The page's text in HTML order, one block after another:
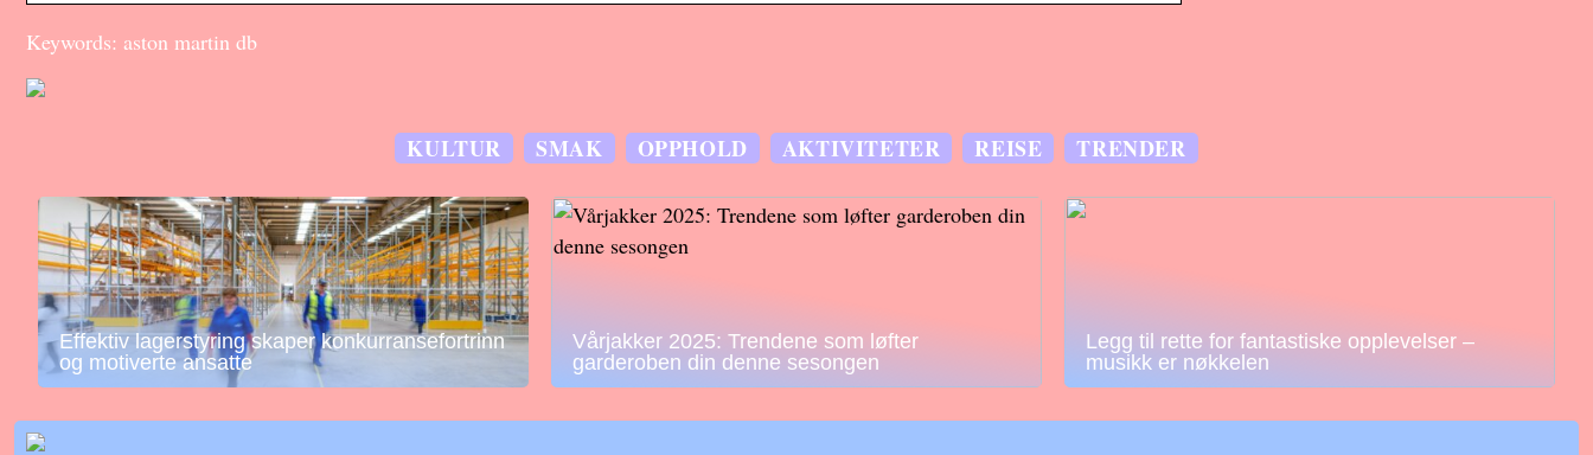
Keywords: aston martin db
KULTUR SMAK OPPHOLD AKTIVITETER REISE TRENDER
Effektiv lagerstyring skaper konkurransefortrinn
og motiverte ansatte
Vårjakker 2025: Trendene som løfter
garderoben din denne sesongen
Legg til rette for fantastiske opplevelser –
musikk er nøkkelen